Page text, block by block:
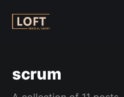
scrum